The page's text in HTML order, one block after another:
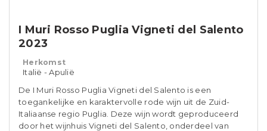
I Muri Rosso Puglia Vigneti del Salento
2023
Herkomst
Italië - Apulië
De I Muri Rosso Puglia Vigneti del Salento is een
toegankelijke en karaktervolle rode wijn uit de Zuid-
Italiaanse regio Puglia. Deze wijn wordt geproduceerd
door het wijnhuis Vigneti del Salento, onderdeel van